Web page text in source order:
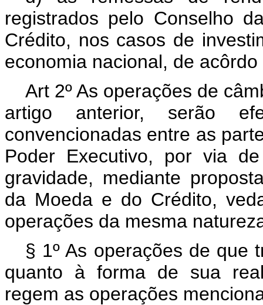
registrados pelo Conselho
Crédito, nos casos de
economia nacional, de
Art 2º As operações de
artigo anterior, serão
convencionadas entre as
Poder Executivo, por via
gravidade, mediante
da Moeda e do Crédito,
operações da mesma
§ 1º As operações de que
quanto à forma de sua
regem as operações